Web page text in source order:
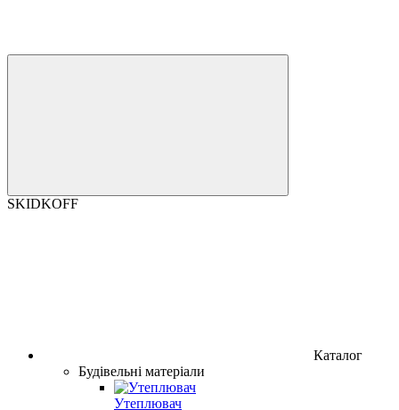
SKIDKOFF
Каталог
Будівельні матеріали
Утеплювач